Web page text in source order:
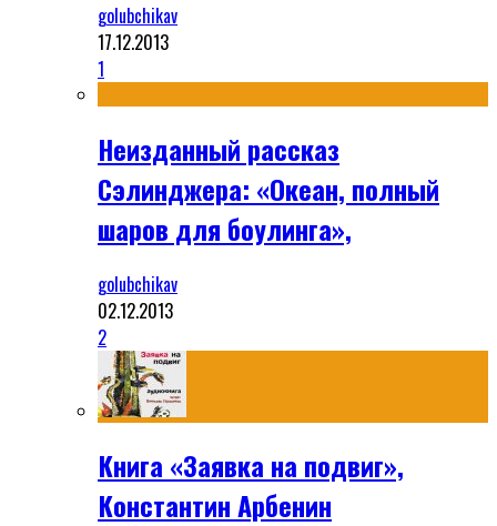
golubchikav
17.12.2013
1
Неизданный рассказ
Сэлинджера: «Океан, полный
шаров для боулинга»,
golubchikav
02.12.2013
2
Книга «Заявка на подвиг»,
Константин Арбенин